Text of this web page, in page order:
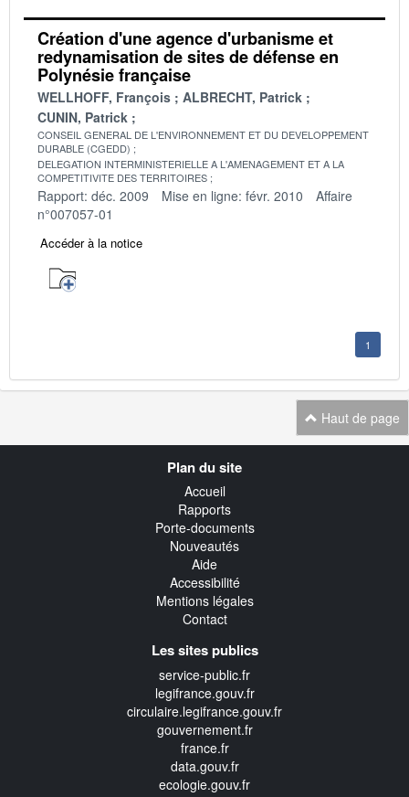
Création d'une agence d'urbanisme et
redynamisation de sites de défense en
Polynésie française
WELLHOFF, François
ALBRECHT, Patrick
CUNIN, Patrick
CONSEIL GENERAL DE L'ENVIRONNEMENT ET DU DEVELOPPEMENT
DURABLE (CGEDD)
DELEGATION INTERMINISTERIELLE A L'AMENAGEMENT ET A LA
COMPETITIVITE DES TERRITOIRES
Rapport: déc. 2009 Mise en ligne: févr. 2010
Affaire
n°007057-01
Accéder à la notice
1
Haut de page
Plan du site
Accueil
Rapports
Porte-documents
Nouveautés
Aide
Accessibilité
Mentions légales
Contact
Les sites publics
service-public.fr
legifrance.gouv.fr
circulaire.legifrance.gouv.fr
gouvernement.fr
france.fr
data.gouv.fr
ecologie.gouv.fr